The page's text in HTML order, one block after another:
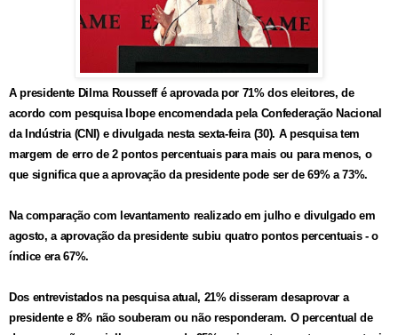
A presidente Dilma Rousseff é aprovada por 71% dos eleitores, de
acordo com pesquisa Ibope encomendada pela Confederação Nacional
da Indústria (CNI) e divulgada nesta sexta-feira (30). A pesquisa tem
margem de erro de 2 pontos percentuais para mais ou para menos, o
que significa que a aprovação da presidente pode ser de 69% a 73%.
Na comparação com levantamento realizado em julho e divulgado em
agosto, a aprovação da presidente subiu quatro pontos percentuais - o
índice era 67%.
Dos entrevistados na pesquisa atual, 21% disseram desaprovar a
presidente e 8% não souberam ou não responderam. O percentual de